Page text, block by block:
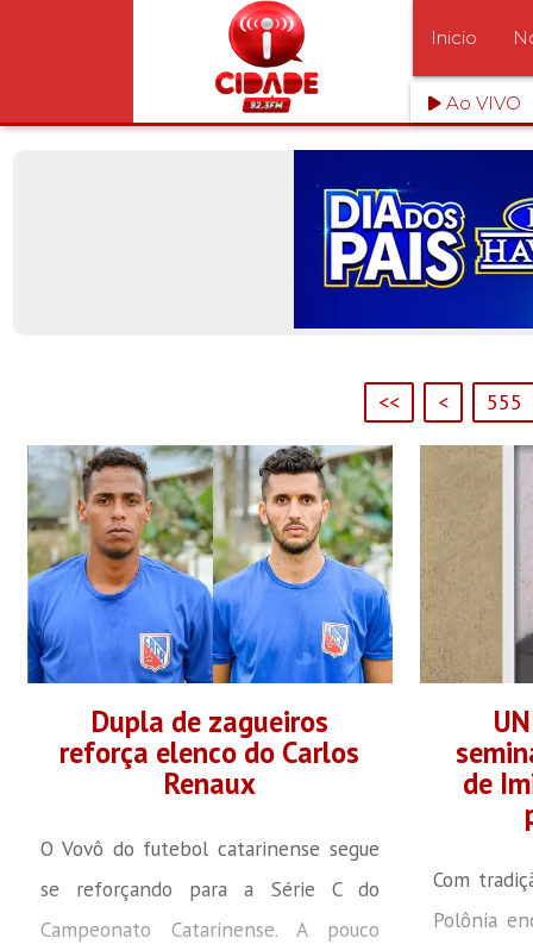
Inicio
Ao VIVO
<< < 555
Dupla de zagueiros
reforça elenco do Carlos
Renaux
O Vovô do futebol catarinense segue
se reforçando para a Série C do
Campeonato Catarinense. A pouco
de
Com
Polônia